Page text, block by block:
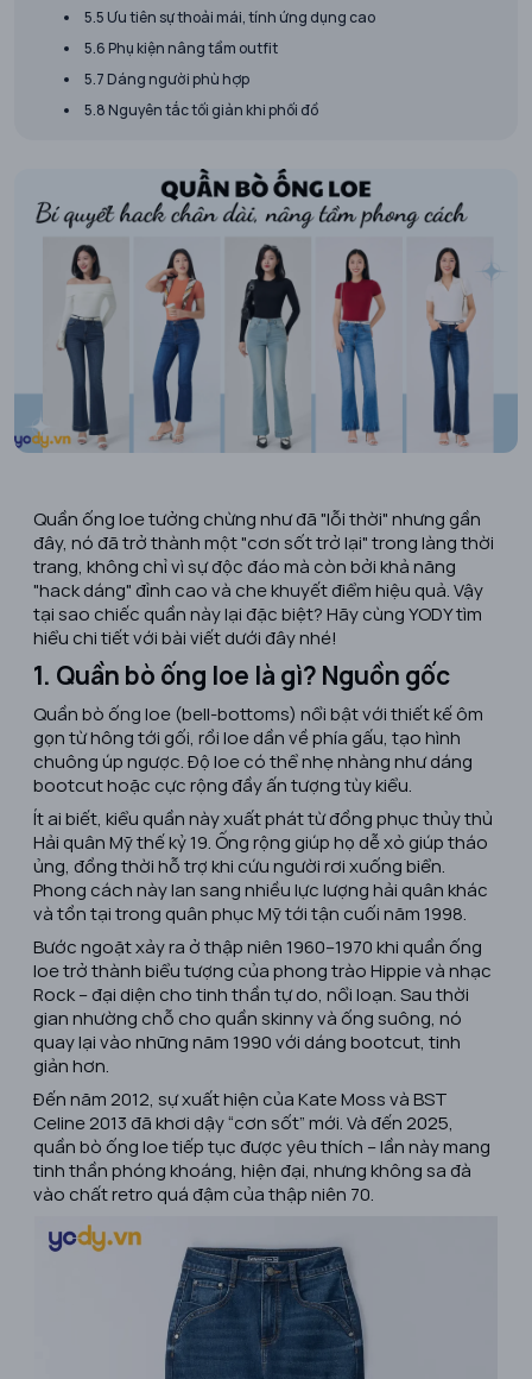
5.5 Ưu tiên sự thoải mái, tính ứng dụng cao
5.6 Phụ kiện nâng tầm outfit
5.7 Dáng người phù hợp
5.8 Nguyên tắc tối giản khi phối đồ
Quần ống loe tưởng chừng như đã "lỗi thời" nhưng gần
đây, nó đã trở thành một "cơn sốt trở lại" trong làng thời
trang, không chỉ vì sự độc đáo mà còn bởi khả năng
"hack dáng" đỉnh cao và che khuyết điểm hiệu quả. Vậy
tại sao chiếc quần này lại đặc biệt? Hãy cùng YODY tìm
hiểu chi tiết với bài viết dưới đây nhé!
1. Quần bò ống loe là gì? Nguồn gốc
Quần bò ống loe (bell-bottoms) nổi bật với thiết kế ôm
gọn từ hông tới gối, rồi loe dần về phía gấu, tạo hình
chuông úp ngược. Độ loe có thể nhẹ nhàng như dáng
bootcut hoặc cực rộng đầy ấn tượng tùy kiểu.
Ít ai biết, kiểu quần này xuất phát từ đồng phục thủy thủ
Hải quân Mỹ thế kỷ 19. Ống rộng giúp họ dễ xỏ giúp tháo
ủng, đồng thời hỗ trợ khi cứu người rơi xuống biển.
Phong cách này lan sang nhiều lực lượng hải quân khác
và tồn tại trong quân phục Mỹ tới tận cuối năm 1998.
Bước ngoặt xảy ra ở thập niên 1960–1970 khi quần ống
loe trở thành biểu tượng của phong trào Hippie và nhạc
Rock – đại diện cho tinh thần tự do, nổi loạn. Sau thời
gian nhường chỗ cho quần skinny và ống suông, nó
quay lại vào những năm 1990 với dáng bootcut, tinh
giản hơn.
Đến năm 2012, sự xuất hiện của Kate Moss và BST
Celine 2013 đã khơi dậy “cơn sốt” mới. Và đến 2025,
quần bò ống loe tiếp tục được yêu thích – lần này mang
tinh thần phóng khoáng, hiện đại, nhưng không sa đà
vào chất retro quá đậm của thập niên 70.